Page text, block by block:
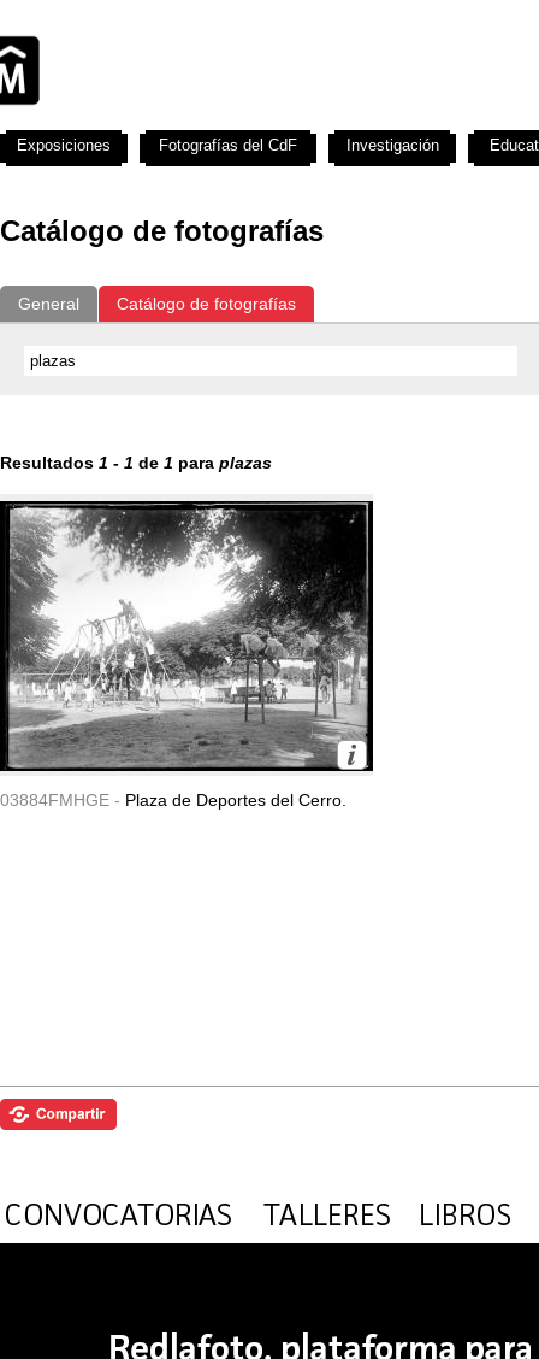
Catálogo de fotografías
General Catálogo de fotografías
Resultados 1 - 1 de 1 para plazas
03884FMHGE - Plaza de Deportes del Cerro.
Exposiciones Fotografías del CdF Investigación